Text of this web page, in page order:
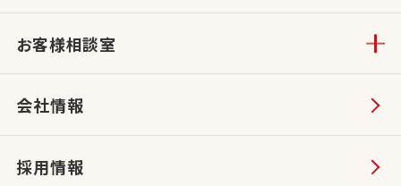
お客様相談室
会社情報
採用情報